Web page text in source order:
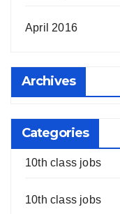
April 2016
Archives
Categories
10th class jobs
10th class jobs